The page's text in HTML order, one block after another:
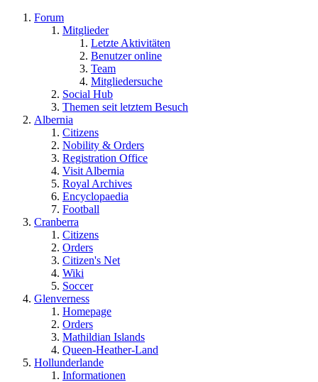
Forum
Mitglieder
Letzte Aktivitäten
Benutzer online
Team
Mitgliedersuche
Social Hub
Themen seit letztem Besuch
Albernia
Citizens
Nobility & Orders
Registration Office
Visit Albernia
Royal Archives
Encyclopaedia
Football
Cranberra
Citizens
Orders
Citizen's Net
Wiki
Soccer
Glenverness
Homepage
Orders
Mathildian Islands
Queen-Heather-Land
Hollunderlande
Informationen